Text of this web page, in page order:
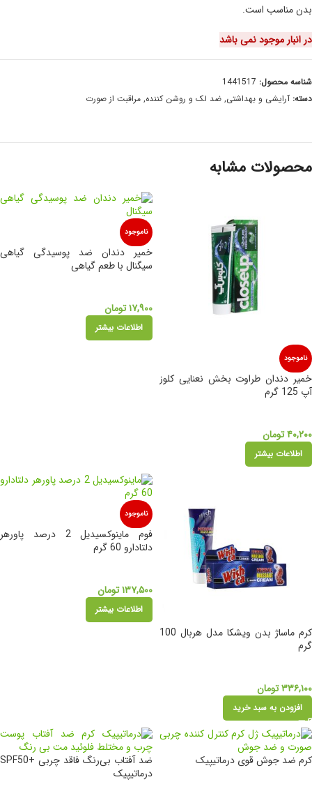
بدن مناسب است.
در انبار موجود نمی باشد
شناسه محصول: 1441517
دسته: آرایشی و بهداشتی, ضد لک و روشن کننده, مراقبت از صورت
محصولات مشابه
ناموجود
خمیر دندان طراوت بخش نعنایی کلوز
آپ 125 گرم
۴۰,۲۰۰تومان
اطلاعات بیشتر
ناموجود
خمیر دندان ضد پوسیدگی گیاهی
سیگنال با طعم گیاهی
۱۷,۹۰۰تومان
اطلاعات بیشتر
کرم ماساژ بدن ویشکا مدل هربال 100
گرم
۳۳۶,۱۰۰تومان
افزودن به سبد خرید
ناموجود
فوم ماینوکسیدیل 2 درصد پاورهر
دلتادارو 60 گرم
۱۳۷,۵۰۰تومان
اطلاعات بیشتر
کرم ضد جوش قوی درماتیپیک
ضد آفتاب بی‌رنگ فاقد چربی +SPF50
درماتیپیک